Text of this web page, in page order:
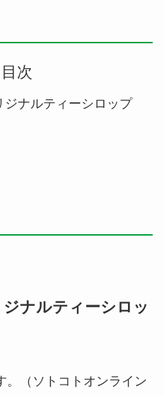
目次
ジナルティーシロップ
ナルティーシロッ
。（ソトコトオンライン